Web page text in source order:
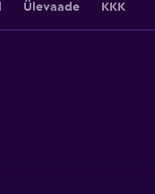
Ülevaade KKK